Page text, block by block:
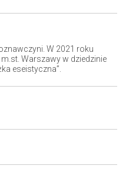
W 2021 roku
Warszawy w dziedzinie
eseistyczna”.